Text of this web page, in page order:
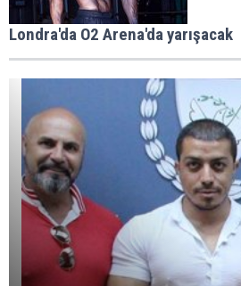
Londra'da O2 Arena'da yarışacak